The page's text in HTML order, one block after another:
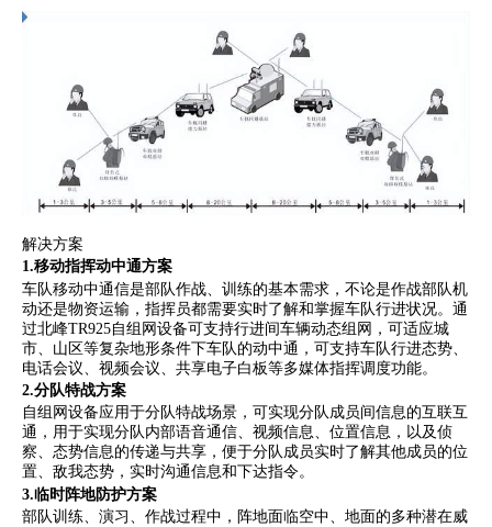
解决方案
1.移动指挥动中通方案
车队移动中通信是部队作战、训练的基本需求，不论是作战部队机
动还是物资运输，指挥员都需要实时了解和掌握车队行进状况。通
过北峰TR925自组网设备可支持行进间车辆动态组网，可适应城
市、山区等复杂地形条件下车队的动中通，可支持车队行进态势、
电话会议、视频会议、共享电子白板等多媒体指挥调度功能。
2.分队特战方案
自组网设备应用于分队特战场景，可实现分队成员间信息的互联互
通，用于实现分队内部语音通信、视频信息、位置信息，以及侦
察、态势信息的传递与共享，便于分队成员实时了解其他成员的位
置、敌我态势，实时沟通信息和下达指令。
3.临时阵地防护方案
部队训练、演习、作战过程中，阵地面临空中、地面的多种潜在威